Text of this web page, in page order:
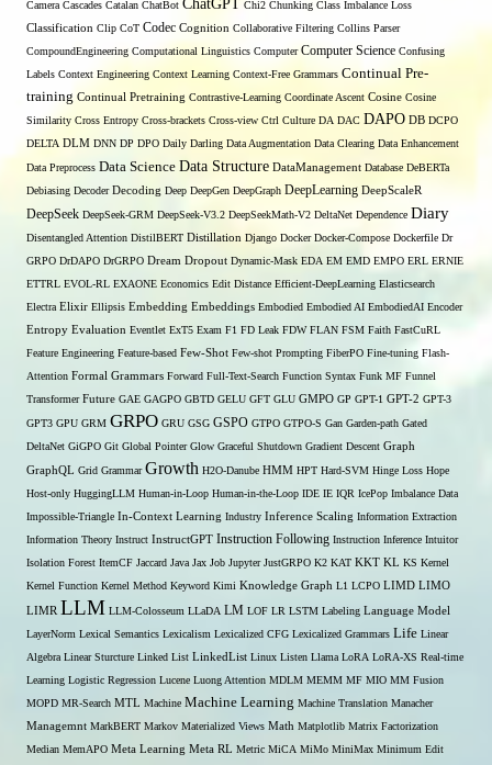
Camera Cascades Catalan ChatBot Chi2 Chunking Class Imbalance Loss
Classification Clip CoT Codec Cognition Collaborative Filtering Collins Parser
CompoundEngineering Computational Linguistics Computer Computer Science Confusing
Labels Context Engineering Context Learning Context-Free Grammars Continual Pre-
training Continual Pretraining Contrastive-Learning Coordinate Ascent Cosine Cosine
Similarity Cross Entropy Cross-brackets Cross-view Ctrl Culture DA DAC DAPO DB DCPO
DELTA DLM DNN DP DPO Daily Darling Data Augmentation Data Clearing Data Enhancement
Data Preprocess Data Science Data Structure DataManagement Database DeBERTa
Debiasing Decoder Decoding Deep DeepGen DeepGraph DeepLearning DeepScaleR
DeepSeek DeepSeek-GRM DeepSeek-V3.2 DeepSeekMath-V2 DeltaNet Dependence Diary
Disentangled Attention DistilBERT Distillation Django Docker Docker-Compose Dockerfile Dr
GRPO DrDAPO DrGRPO Dream Dropout Dynamic-Mask EDA EM EMD EMPO ERL ERNIE
ETTRL EVOL-RL EXAONE Economics Edit Distance Efficient-DeepLearning Elasticsearch
Electra Elixir Ellipsis Embedding Embeddings Embodied Embodied AI EmbodiedAI Encoder
Entropy Evaluation Eventlet ExT5 Exam F1 FD Leak FDW FLAN FSM Faith FastCuRL
Feature Engineering Feature-based Few-Shot Few-shot Prompting FiberPO Fine-tuning Flash-
Attention Formal Grammars Forward Full-Text-Search Function Syntax Funk MF Funnel
Transformer Future GAE GAGPO GBTD GELU GFT GLU GMPO GP GPT-1 GPT-2 GPT-3
GPT3 GPU GRM GRPO GRU GSG GSPO GTPO GTPO-S Gan Garden-path Gated
DeltaNet GiGPO Git Global Pointer Glow Graceful Shutdown Gradient Descent Graph
GraphQL Grid Grammar Growth H2O-Danube HMM HPT Hard-SVM Hinge Loss Hope
Host-only HuggingLLM Human-in-Loop Human-in-the-Loop IDE IE IQR IcePop Imbalance Data
Impossible-Triangle In-Context Learning Industry Inference Scaling Information Extraction
Information Theory Instruct InstructGPT Instruction Following Instruction Inference Intuitor
Isolation Forest ItemCF Jaccard Java Jax Job Jupyter JustGRPO K2 KAT KKT KL KS Kernel
Kernel Function Kernel Method Keyword Kimi Knowledge Graph L1 LCPO LIMD LIMO
LIMR LLM LLM-Colosseum LLaDA LM LOF LR LSTM Labeling Language Model
LayerNorm Lexical Semantics Lexicalism Lexicalized CFG Lexicalized Grammars Life Linear
Algebra Linear Sturcture Linked List LinkedList Linux Listen Llama LoRA LoRA-XS Real-time
Learning Logistic Regression Lucene Luong Attention MDLM MEMM MF MIO MM Fusion
MOPD MR-Search MTL Machine Machine Learning Machine Translation Manacher
Managemnt MarkBERT Markov Materialized Views Math Matplotlib Matrix Factorization
Median MemAPO Meta Learning Meta RL Metric MiCA MiMo MiniMax Minimum Edit